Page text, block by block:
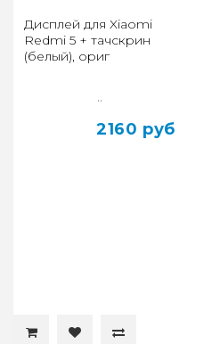
Дисплей для Xiaomi
Redmi 5 + тачскрин
(белый), ориг
..
2160 руб